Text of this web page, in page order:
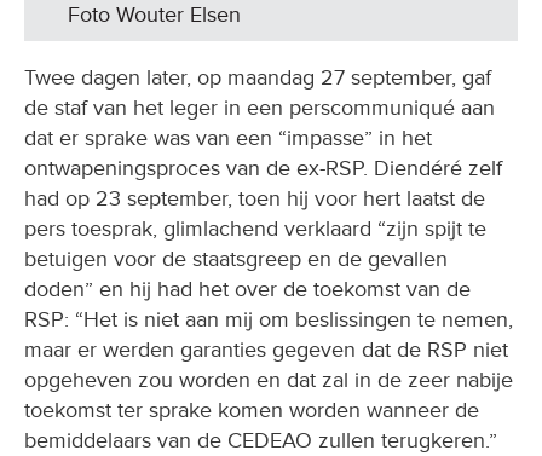
Foto Wouter Elsen
Twee dagen later, op maandag 27 september, gaf
de staf van het leger in een perscommuniqué aan
dat er sprake was van een “impasse” in het
ontwapeningsproces van de ex-RSP. Diendéré zelf
had op 23 september, toen hij voor hert laatst de
pers toesprak, glimlachend verklaard “zijn spijt te
betuigen voor de staatsgreep en de gevallen
doden” en hij had het over de toekomst van de
RSP: “Het is niet aan mij om beslissingen te nemen,
maar er werden garanties gegeven dat de RSP niet
opgeheven zou worden en dat zal in de zeer nabije
toekomst ter sprake komen worden wanneer de
bemiddelaars van de CEDEAO zullen terugkeren.”